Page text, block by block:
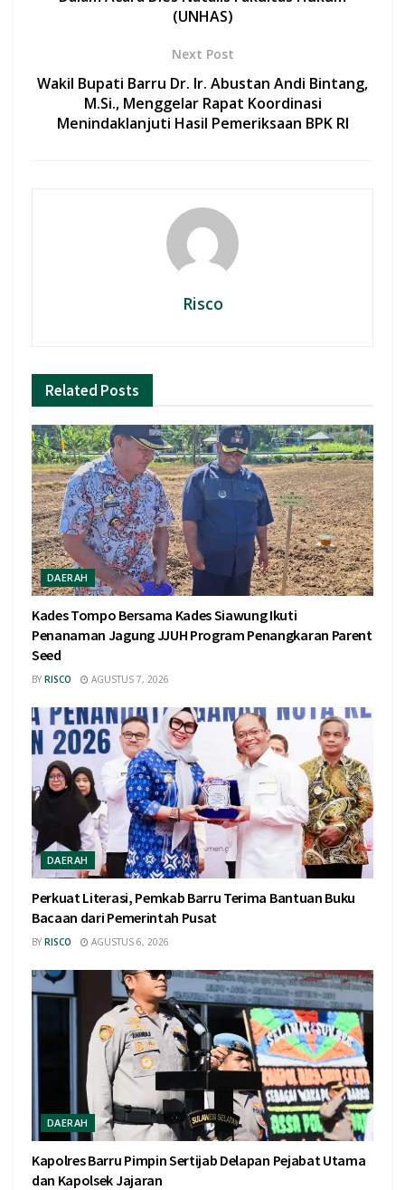
k p
(UNHAS)
Next Post
Wakil Bupati Barru Dr. Ir. Abustan Andi Bintang,
M.Si., Menggelar Rapat Koordinasi
Menindaklanjuti Hasil Pemeriksaan BPK RI
Risco
Related Posts
DAERAH
Kades Tompo Bersama Kades Siawung Ikuti
Penanaman Jagung JJUH Program Penangkaran Parent
Seed
BY RISCO AGUSTUS 7, 2026
DAERAH
Perkuat Literasi, Pemkab Barru Terima Bantuan Buku
Bacaan dari Pemerintah Pusat
BY RISCO AGUSTUS 6, 2026
DAERAH
Kapolres Barru Pimpin Sertijab Delapan Pejabat Utama
dan Kapolsek Jajaran